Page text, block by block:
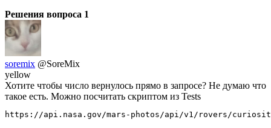
Решения вопроса 1
soremix @SoreMix
yellow
Хотите чтобы число вернулось прямо в запросе? Не думаю что
такое есть. Можно посчитать скриптом из Tests
https://api.nasa.gov/mars-photos/api/v1/rovers/curiosity/